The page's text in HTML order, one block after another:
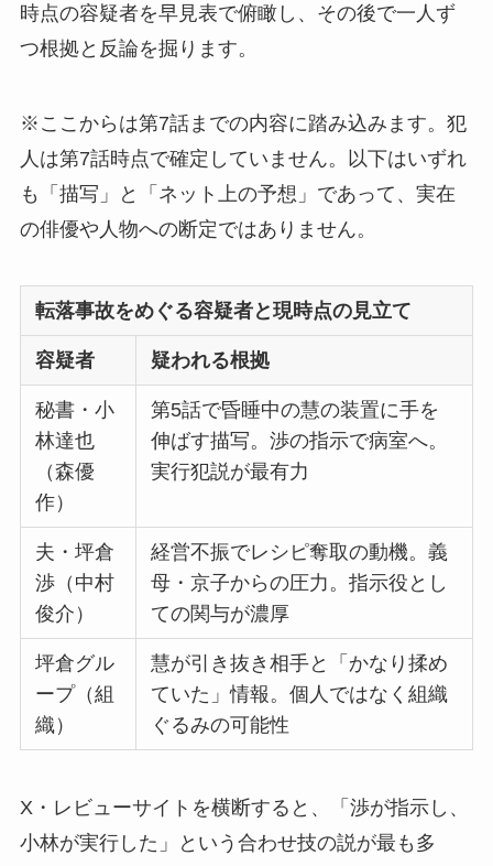
時点の容疑者を早見表で俯瞰し、その後で一人ず
つ根拠と反論を掘ります。
※ここからは第7話までの内容に踏み込みます。犯
人は第7話時点で確定していません。以下はいずれ
も「描写」と「ネット上の予想」であって、実在
の俳優や人物への断定ではありません。
転落事故をめぐる容疑者と現時点の見立て
容疑者 疑われる根拠
秘書・小
林達也
（森優
作）
第5話で昏睡中の慧の装置に手を
伸ばす描写。渉の指示で病室へ。
実行犯説が最有力
夫・坪倉
渉（中村
俊介）
経営不振でレシピ奪取の動機。義
母・京子からの圧力。指示役とし
ての関与が濃厚
坪倉グル
ープ（組
織）
慧が引き抜き相手と「かなり揉め
ていた」情報。個人ではなく組織
ぐるみの可能性
X・レビューサイトを横断すると、「渉が指示し、
小林が実行した」という合わせ技の説が最も多